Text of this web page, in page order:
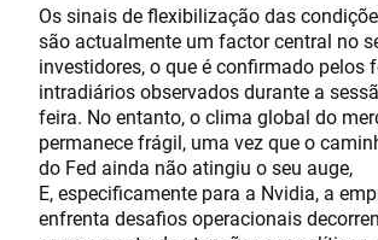
Os sinais de flexibilização das
são actualmente um factor central no
investidores, o que é confirmado pelos
intradiários observados durante a
feira. No entanto, o clima global do
permanece frágil, uma vez que o
do Fed ainda não atingiu o seu auge,
E, especificamente para a Nvidia, a
enfrenta desafios operacionais